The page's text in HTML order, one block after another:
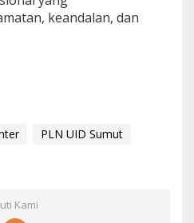
keandalan, dan
PLN UID Sumut
Kami